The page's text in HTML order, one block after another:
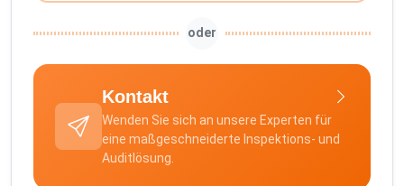
oder
Kontakt
Wenden Sie sich an unsere Experten für
eine maßgeschneiderte Inspektions- und
Auditlösung.